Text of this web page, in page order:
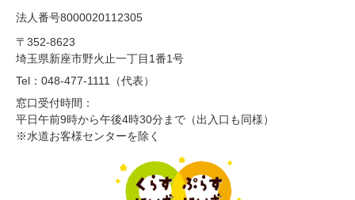
法人番号8000020112305
〒352-8623
埼玉県新座市野火止一丁目1番1号
Tel：048-477-1111（代表）
窓口受付時間：
平日午前9時から午後4時30分まで（出入口も同様）
※水道お客様センターを除く